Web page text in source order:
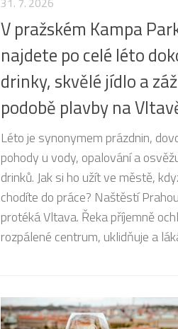
V pražském Kampa
najdete po celé léto
drinky, skvělé jídlo a
podobě plavby na
Léto je synonymem prázdnin,
pohody u vody, opalování a
drinků. Jak si ho užít ve městě,
chodíte do práce? Naštěstí Prahou
protéká Vltava. Řeka příjemně
rozpálené centrum, uklidňuje a